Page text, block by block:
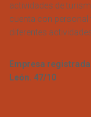
actividades de
cuenta con
diferentes
Empresa
León. 47/10